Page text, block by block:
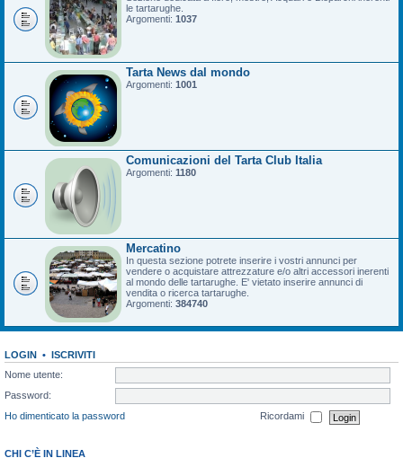
le tartarughe.
Argomenti: 1037
Tarta News dal mondo
Argomenti: 1001
Comunicazioni del Tarta Club Italia
Argomenti: 1180
Mercatino
In questa sezione potrete inserire i vostri annunci per
vendere o acquistare attrezzature e/o altri accessori inerenti
al mondo delle tartarughe. E' vietato inserire annunci di
vendita o ricerca tartarughe.
Argomenti: 384740
LOGIN • ISCRIVITI
Nome utente:
Password:
Ho dimenticato la password
Ricordami
CHI C’È IN LINEA